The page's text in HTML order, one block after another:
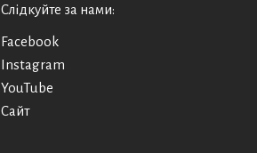
Слідкуйте за нами:
Facebook
Instagram
YouTube
Сайт